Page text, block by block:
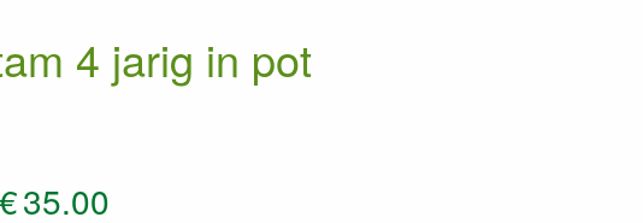
4 jarig in pot
€35.00